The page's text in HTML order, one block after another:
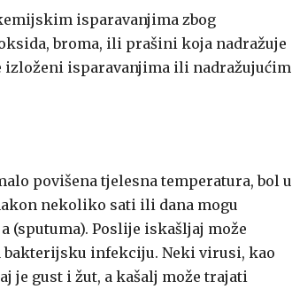
isparavanjima zbog
broma, ili prašini koja nadražuje
izloženi isparavanjima ili nadražujućim
povišena tjelesna temperatura, bol u
nekoliko sati ili dana mogu
(sputuma). Poslije iskašljaj može
bakterijsku infekciju. Neki virusi, kao
je gust i žut, a kašalj može trajati